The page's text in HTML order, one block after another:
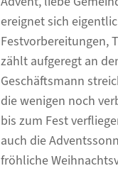
ereignet sich
Festvorbereitungen,
zählt aufgeregt an
Geschäftsmann
die wenigen noch
bis zum Fest
auch die
fröhliche